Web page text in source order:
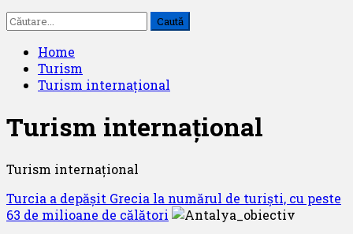
Caută
după:
Home
Turism
Turism internațional
Turism internațional
Turism internațional
Turcia a depășit Grecia la numărul de turiști, cu peste
63 de milioane de călători